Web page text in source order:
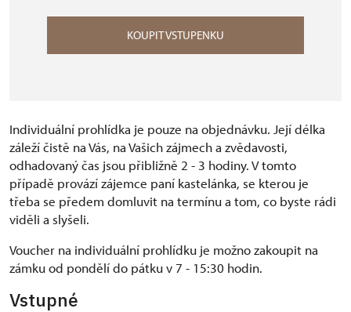
KOUPIT VSTUPENKU
Individuální prohlídka je pouze na objednávku. Její délka
záleží čistě na Vás, na Vašich zájmech a zvědavosti,
odhadovaný čas jsou přibližně 2 - 3 hodiny. V tomto
případě provází zájemce paní kastelánka, se kterou je
třeba se předem domluvit na termínu a tom, co byste rádi
viděli a slyšeli.
Voucher na individuální prohlídku je možno zakoupit na
zámku od pondělí do pátku v 7 - 15:30 hodin.
Vstupné